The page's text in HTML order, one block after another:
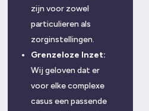
zijn voor zowel
particulieren als
zorginstellingen.
Grenzeloze Inzet:
Wij geloven dat er
voor elke complexe
casus een passende